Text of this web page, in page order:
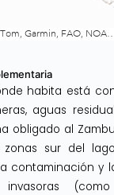
habita está
aguas
obligado al
sur del
contaminación y